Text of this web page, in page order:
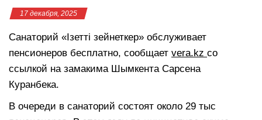
17 декабря, 2025
Санаторий «Ізетті зейнеткер» обслуживает
пенсионеров бесплатно, сообщает vera.kz со
ссылкой на замакима Шымкента Сарсена
Куранбека.
В очереди в санаторий состоят около 29 тыс